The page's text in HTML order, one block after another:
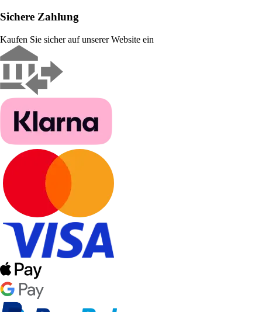
Sichere Zahlung
Kaufen Sie sicher auf unserer Website ein